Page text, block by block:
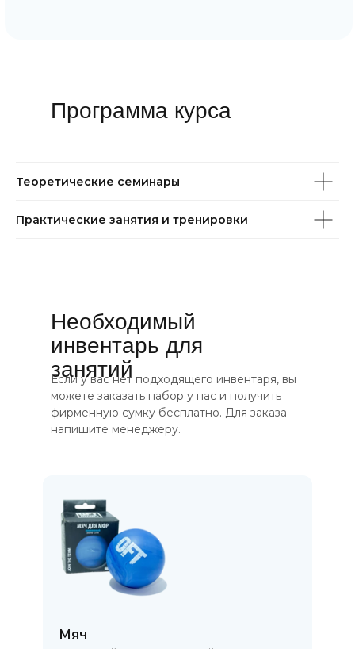
Программа курса
Теоретические семинары
Практические занятия и тренировки
Необходимый
инвентарь для
занятий
Если у вас нет подходящего инвентаря, вы
можете заказать набор у нас и получить
фирменную сумку бесплатно. Для заказа
напишите менеджеру.
Мяч